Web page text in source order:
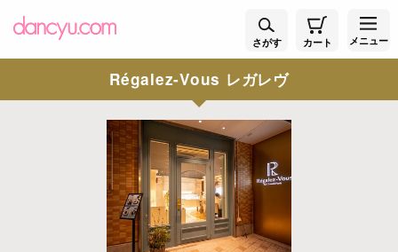
さがす カート メニュー
Régalez-Vous レガレヴ